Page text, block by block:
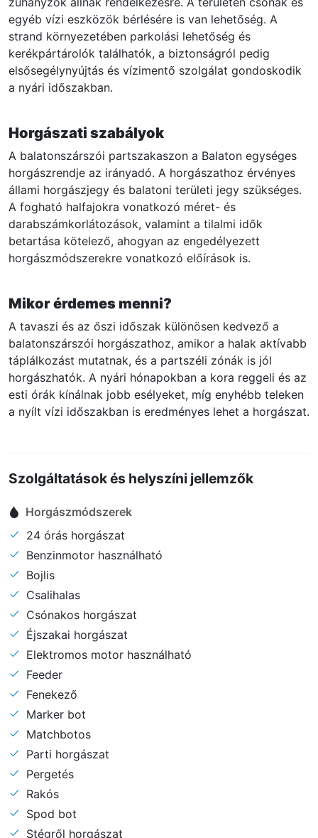
egyéb vízi eszközök bérlésére is van lehetőség. A
strand környezetében parkolási lehetőség és
kerékpártárolók találhatók, a biztonságról pedig
elsősegélynyújtás és vízimentő szolgálat gondoskodik
a nyári időszakban.
Horgászati szabályok
A balatonszárszói partszakaszon a Balaton egységes
horgászrendje az irányadó. A horgászathoz érvényes
állami horgászjegy és balatoni területi jegy szükséges.
A fogható halfajokra vonatkozó méret- és
darabszámkorlátozások, valamint a tilalmi idők
betartása kötelező, ahogyan az engedélyezett
horgászmódszerekre vonatkozó előírások is.
Mikor érdemes menni?
A tavaszi és az őszi időszak különösen kedvező a
balatonszárszói horgászathoz, amikor a halak aktívabb
táplálkozást mutatnak, és a partszéli zónák is jól
horgászhatók. A nyári hónapokban a kora reggeli és az
esti órák kínálnak jobb esélyeket, míg enyhébb teleken
a nyílt vízi időszakban is eredményes lehet a horgászat.
Szolgáltatások és helyszíni jellemzők
Horgászmódszerek
24 órás horgászat
Benzinmotor használható
Bojlis
Csalihalas
Csónakos horgászat
Éjszakai horgászat
Elektromos motor használható
Feeder
Fenekező
Marker bot
Matchbotos
Parti horgászat
Pergetés
Rakós
Spod bot
Stégről horgászat